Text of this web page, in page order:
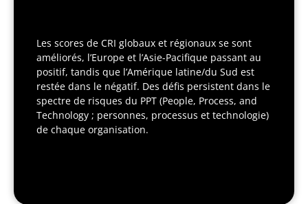
Les scores de CRI globaux et régionaux se sont
améliorés, l’Europe et l’Asie-Pacifique passant au
positif, tandis que l’Amérique latine/du Sud est
restée dans le négatif. Des défis persistent dans le
spectre de risques du PPT (People, Process, and
Technology ; personnes, processus et technologie)
de chaque organisation.